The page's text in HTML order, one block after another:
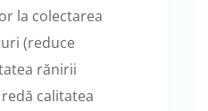
la colectarea
(reduce
rănirii
calitatea